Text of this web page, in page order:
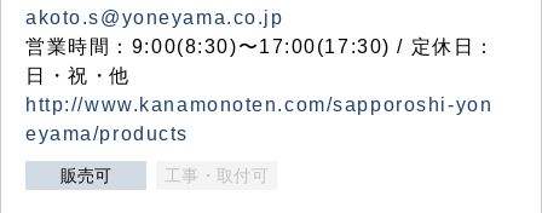
akoto.s@yoneyama.co.jp
営業時間：9:00(8:30)〜17:00(17:30) / 定休日：
日・祝・他
http://www.kanamonoten.com/sapporoshi-yon
eyama/products
販売可 工事・取付可